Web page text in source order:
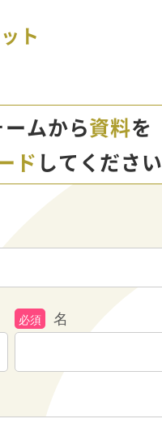
ト
ムから資料を
ド してください
名